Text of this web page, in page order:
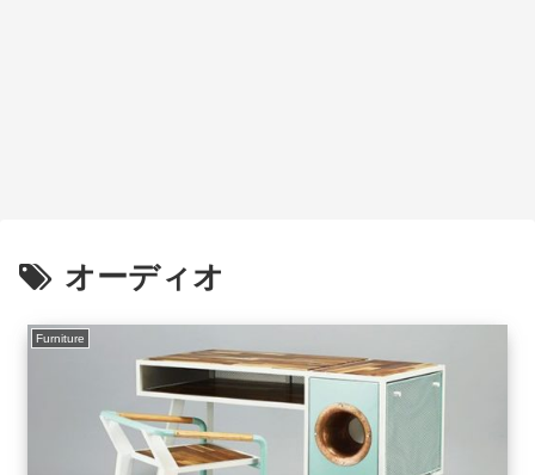
オーディオ
Furniture